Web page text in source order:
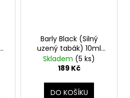
Barly Black (Silný
uzený tabák) 10ml
12mg
Skladem (5 ks)
189 Kč
DO KOŠÍKU